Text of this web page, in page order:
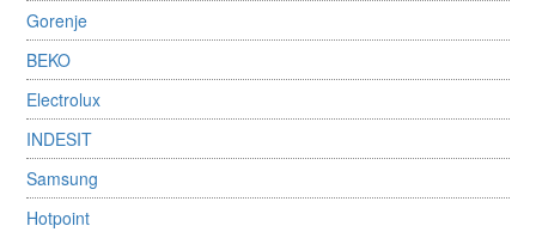
Gorenje
BEKO
Electrolux
INDESIT
Samsung
Hotpoint